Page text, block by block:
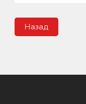
Назад